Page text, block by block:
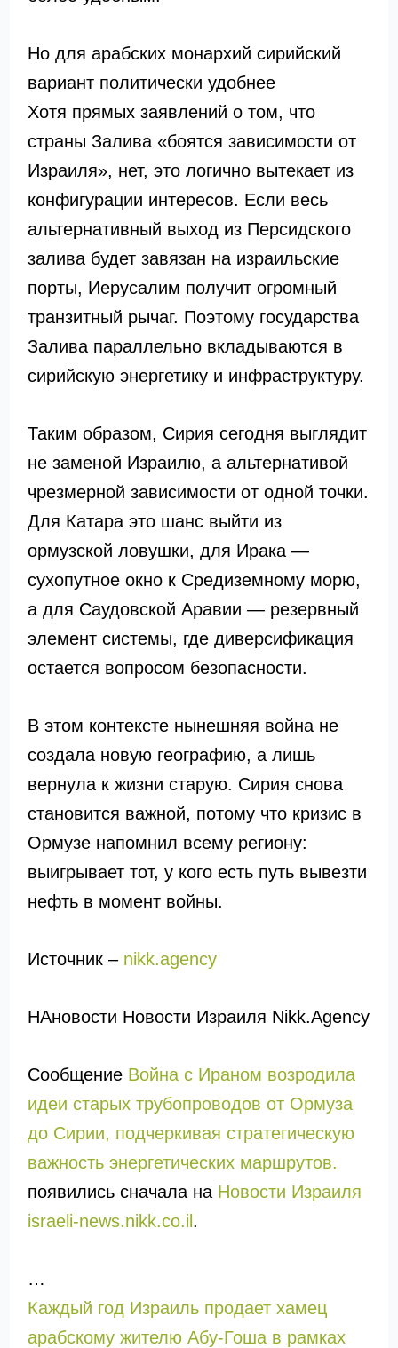
Но для арабских монархий сирийский
вариант политически удобнее
Хотя прямых заявлений о том, что
страны Залива «боятся зависимости от
Израиля», нет, это логично вытекает из
конфигурации интересов. Если весь
альтернативный выход из Персидского
залива будет завязан на израильские
порты, Иерусалим получит огромный
транзитный рычаг. Поэтому государства
Залива параллельно вкладываются в
сирийскую энергетику и инфраструктуру.
Таким образом, Сирия сегодня выглядит
не заменой Израилю, а альтернативой
чрезмерной зависимости от одной точки.
Для Катара это шанс выйти из
ормузской ловушки, для Ирака —
сухопутное окно к Средиземному морю,
а для Саудовской Аравии — резервный
элемент системы, где диверсификация
остается вопросом безопасности.
В этом контексте нынешняя война не
создала новую географию, а лишь
вернула к жизни старую. Сирия снова
становится важной, потому что кризис в
Ормузе напомнил всему региону:
выигрывает тот, у кого есть путь вывезти
нефть в момент войны.
Источник – nikk.agency
НАновости Новости Израиля Nikk.Agency
Сообщение Война с Ираном возродила
идеи старых трубопроводов от Ормуза
до Сирии, подчеркивая стратегическую
важность энергетических маршрутов.
появились сначала на Новости Израиля
israeli-news.nikk.co.il .
…
Каждый год Израиль продает хамец
арабскому жителю Абу-Гоша в рамках